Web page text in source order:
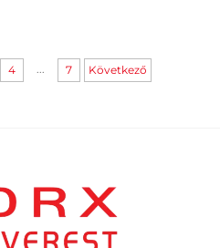
4 7 Következő